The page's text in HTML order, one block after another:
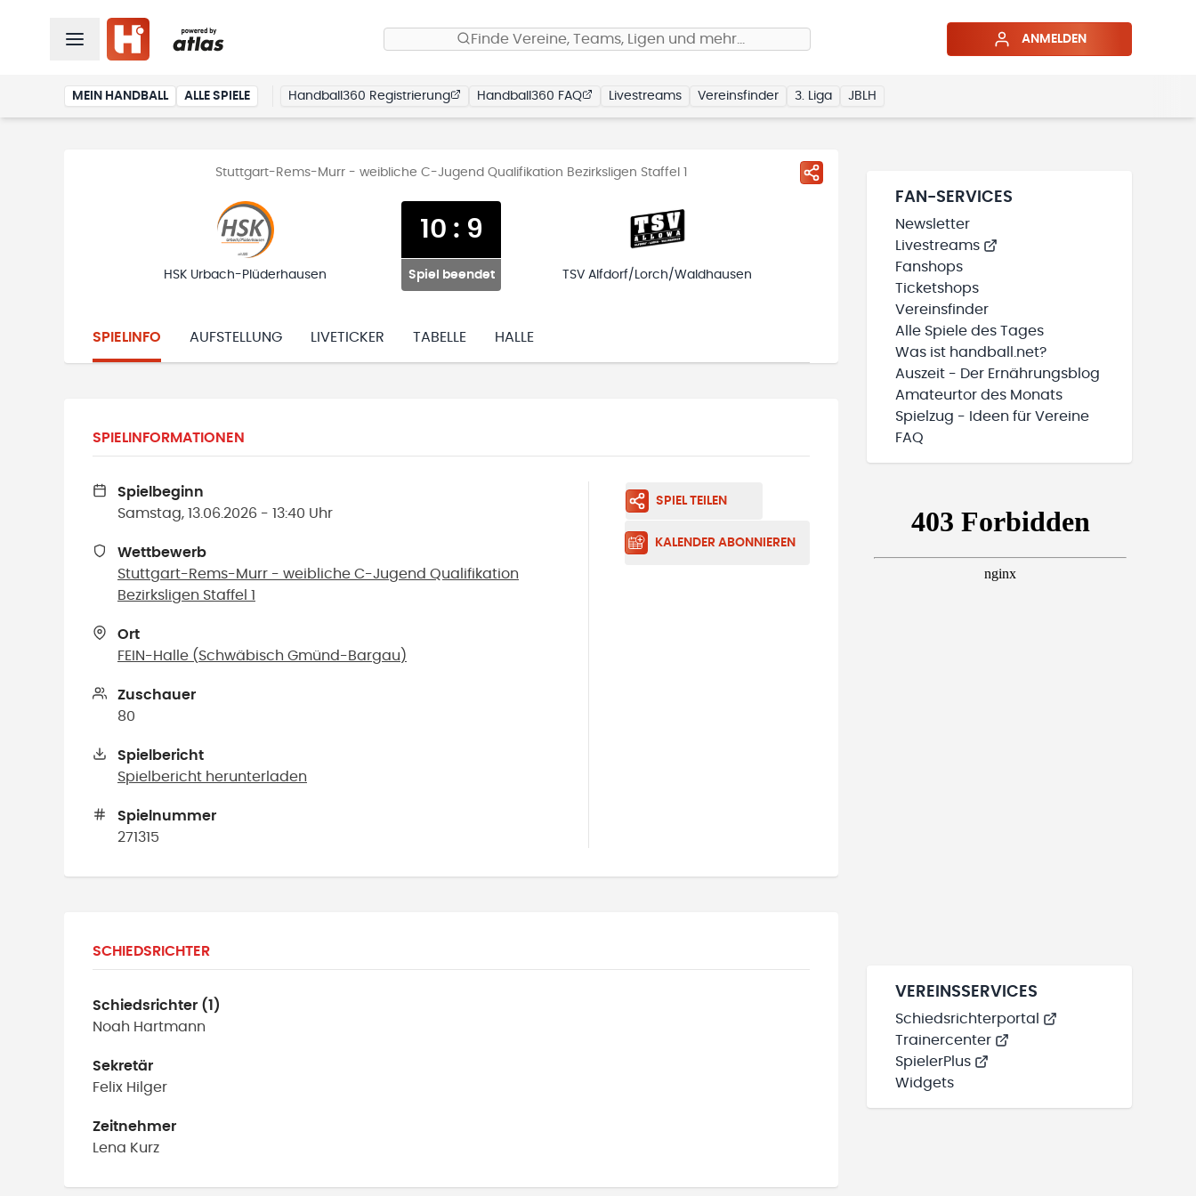
Finde Vereine, Teams, Ligen und mehr… ANMELDEN
MEIN HANDBALL ALLE SPIELE Handball360 Registrierung Handball360 FAQ Livestreams Vereinsfinder 3. Liga JBLH
Stuttgart-Rems-Murr - weibliche C-Jugend Qualifikation Bezirksligen Staffel 1
HSK Urbach-Plüderhausen
10 : 9
Spiel beendet TSV Alfdorf/Lorch/Waldhausen
SPIELINFO AUFSTELLUNG LIVETICKER TABELLE HALLE
SPIELINFORMATIONEN
Spielbeginn
Samstag, 13.06.2026 - 13:40 Uhr
Wettbewerb
Stuttgart-Rems-Murr - weibliche C-Jugend Qualifikation
Bezirksligen Staffel 1
Ort
FEIN-Halle ( Schwäbisch Gmünd-Bargau )
Zuschauer
80
Spielbericht
Spielbericht herunterladen
Spielnummer
271315
SPIEL TEILEN
KALENDER ABONNIEREN
SCHIEDSRICHTER
Schiedsrichter (1)
Noah Hartmann
Sekretär
Felix Hilger
Zeitnehmer
Lena Kurz
FAN-SERVICES
Newsletter
Livestreams
Fanshops
Ticketshops
Vereinsfinder
Alle Spiele des Tages
Was ist handball.net?
Auszeit - Der Ernährungsblog
Amateurtor des Monats
Spielzug - Ideen für Vereine
FAQ
VEREINSSERVICES
Schiedsrichterportal
Trainercenter
SpielerPlus
Widgets